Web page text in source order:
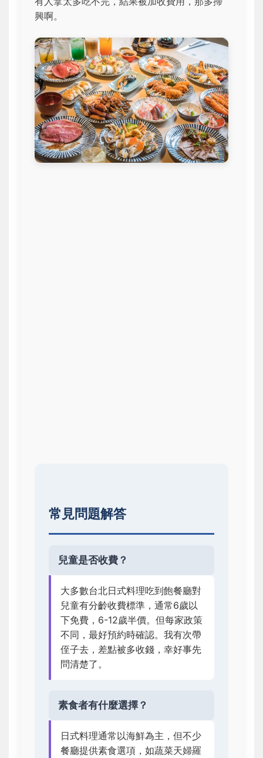
興啊。
常見問題解答
兒童是否收費？
大多數台北日式料理吃到飽餐廳對
兒童有分齡收費標準，通常6歲以
下免費，6-12歲半價。但每家政策
不同，最好預約時確認。我有次帶
侄子去，差點被多收錢，幸好事先
問清楚了。
素食者有什麼選擇？
日式料理通常以海鮮為主，但不少
餐廳提供素食選項，如蔬菜天婦羅